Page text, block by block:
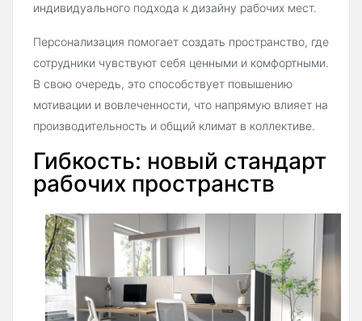
индивидуального подхода к дизайну рабочих мест.
Персонализация помогает создать пространство, где
сотрудники чувствуют себя ценными и комфортными.
В свою очередь, это способствует повышению
мотивации и вовлеченности, что напрямую влияет на
производительность и общий климат в коллективе.
Гибкость: новый стандарт
рабочих пространств